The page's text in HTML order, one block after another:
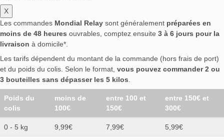
(0)
Control(0) Copper Dog(0) Copperhead(0)
Corralejo
Cotswold(0) Craigellachie(0) Crow's Nest(0)
Crown Royal(0) Cubical(0) Cullinan(0)
Dalmore(0) Dalwhinnie(0)
Dauphin(0) De Loyac(0) Deanston(0)
Del Maguey
Delamain Dellavalle
Dewar's(0) Dictador(0) Dimple(0) Dingle(0)
X
Les commandes Mondial Relay sont généralement préparées en
moins de 48 heures ouvrables, comptez ensuite 3 à 6 jours pour la
livraison à domicile*.
Les tarifs dépendent du montant de la commande (hors frais de port)
et du poids du colis. Selon le format, vous pouvez commander 2 ou
3 bouteilles sans dépasser les 5 kilos
Poids du
colis
moins de
100€
entre 100 et
150€
entre 150€ et
300€
0 - 5 kg 9,99€ 7,99€ 5,99€